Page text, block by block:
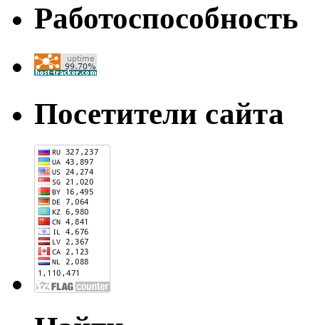
Работоспособность
Посетители сайта